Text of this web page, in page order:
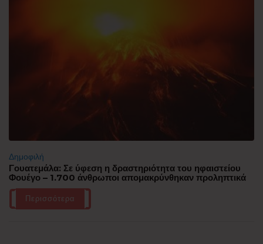
Δημοφιλή
Γουατεμάλα: Σε ύφεση η δραστηριότητα του ηφαιστείου
Φουέγο – 1.700 άνθρωποι απομακρύνθηκαν προληπτικά
Περισσότερα